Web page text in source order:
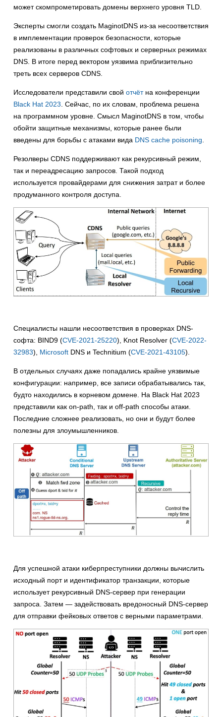
может скомпрометировать домены верхнего уровня TLD.
Эксперты смогли создать MaginotDNS из-за несоответствия
в имплементации проверок безопасности, которые
реализованы в различных софтовых и серверных режимах
DNS. В итоге перед вектором уязвима приблизительно
треть всех серверов CDNS.
Исследователи представили свой отчётна конференции
Black Hat 2023. Сейчас, по их словам, проблема решена
на программном уровне. Смысл MaginotDNS в том, чтобы
обойти защитные механизмы, которые ранее были
введены для борьбы с атаками вида DNS cache poisoning.
Резолверы CDNS поддерживают как рекурсивный режим,
так и переадресацию запросов. Такой подход
используется провайдерами для снижения затрат и более
продуманного контроля доступа.
Специалисты нашли несоответствия в проверках DNS-
софта: BIND9 (CVE-2021-25220), Knot Resolver (CVE-2022-
32983), Microsoft DNS и Technitium (CVE-2021-43105).
В отдельных случаях даже попадались крайне уязвимые
конфигурации: например, все записи обрабатывались так,
будто находились в корневом домене. На Black Hat 2023
представили как on-path, так и off-path способы атаки.
Последние сложнее реализовать, но они и будут более
полезны для злоумышленников.
Для успешной атаки киберпреступники должны вычислить
исходный порт и идентификатор транзакции, которые
использует рекурсивный DNS-сервер при генерации
запроса. Затем — задействовать вредоносный DNS-сервер
для отправки фейковых ответов с верными параметрами.